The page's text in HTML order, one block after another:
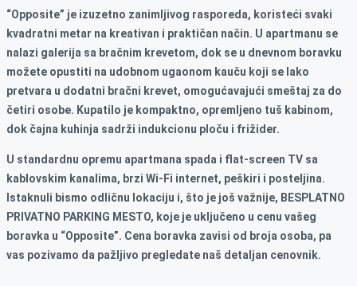
“Opposite” je izuzetno zanimljivog rasporeda, koristeći svaki
kvadratni metar na kreativan i praktičan način. U apartmanu se
nalazi galerija sa bračnim krevetom, dok se u dnevnom boravku
možete opustiti na udobnom ugaonom kauču koji se lako
pretvara u dodatni bračni krevet, omogućavajući smeštaj za do
četiri osobe. Kupatilo je kompaktno, opremljeno tuš kabinom,
dok čajna kuhinja sadrži indukcionu ploču i frižider.
U standardnu opremu apartmana spada i flat-screen TV sa
kablovskim kanalima, brzi Wi-Fi internet, peškiri i posteljina.
Istaknuli bismo odličnu lokaciju i, što je još važnije, BESPLATNO
PRIVATNO PARKING MESTO, koje je uključeno u cenu vašeg
boravka u “Opposite”. Cena boravka zavisi od broja osoba, pa
vas pozivamo da pažljivo pregledate naš detaljan cenovnik.